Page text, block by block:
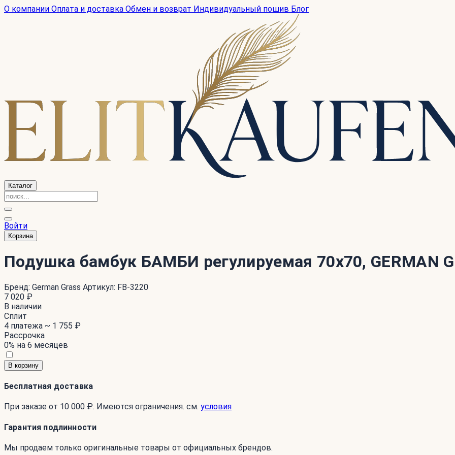
О компании Оплата и доставка Обмен и возврат Индивидуальный пошив Блог
Каталог
Войти
Корзина
Подушка бамбук БАМБИ регулируемая 70x70, GERMAN
Бренд: German Grass Артикул: FB-3220
7 020 ₽
В наличии
Сплит
4 платежа ~ 1 755 ₽
Рассрочка
0% на 6 месяцев
В корзину
Бесплатная доставка
При заказе от 10 000 ₽. Имеются ограничения. см. условия
Гарантия подлинности
Мы продаем только оригинальные товары от официальных брендов.